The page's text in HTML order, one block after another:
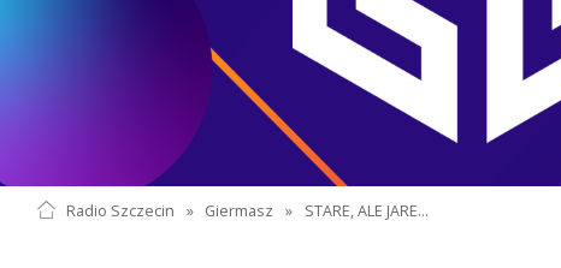
Radio Szczecin » Giermasz » STARE, ALE JARE...